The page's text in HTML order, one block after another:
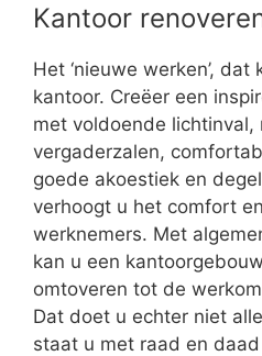
Kantoor
Het ‘nieuwe werken’,
kantoor. Creëer een
met voldoende lichtinval,
vergaderzalen,
goede akoestiek en
verhoogt u het comfort
werknemers. Met
kan u een
omtoveren tot de
Dat doet u echter niet
staat u met raad en